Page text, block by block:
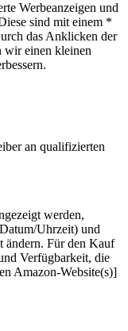
Werbeanzeigen und
sind mit einem *
das Anklicken der
wir einen kleinen
an qualifizierten
werden,
Uhrzeit) und
ändern. Für den Kauf
Verfügbarkeit, die
Amazon-Website(s)]